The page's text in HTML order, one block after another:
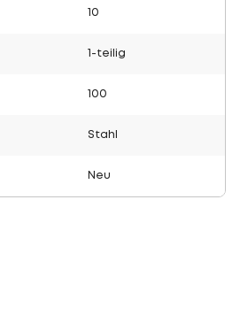
10
1-teilig
100
Stahl
Neu